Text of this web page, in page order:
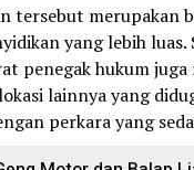
tersebut merupakan
yang lebih luas.
penegak hukum
lainnya yang
perkara yang